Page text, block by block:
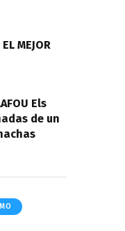
MEJOR
Els
de un